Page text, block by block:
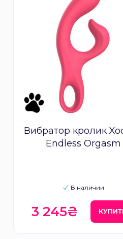
Вибратор кролик
Endless Orgasm
В наличии
3 245₴